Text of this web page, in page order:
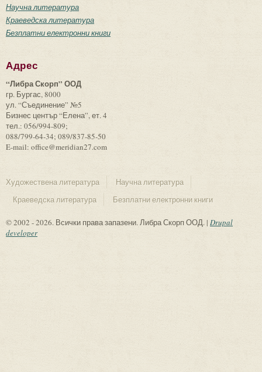
Научна литература
Краеведска литература
Безплатни електронни книги
Адрес
“Либра Скорп” ООД
гр. Бургас, 8000
ул. “Съединение” №5
Бизнес център “Елена”, ет. 4
тел.: 056/994-809;
088/799-64-34; 089/837-85-50
E-mail: office@meridian27.com
Художествена литература
Научна литература
Краеведска литература
Безплатни електронни книги
© 2002 - 2026. Всички права запазени. Либра Скорп ООД. | Drupal
developer